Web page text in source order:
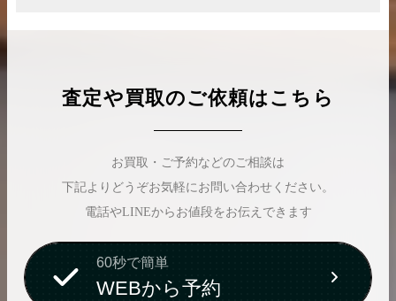
査定や買取のご依頼はこちら
お買取・ご予約などのご相談は
下記よりどうぞお気軽にお問い合わせください。
電話やLINEからお値段をお伝えできます
60秒で簡単
WEBから予約